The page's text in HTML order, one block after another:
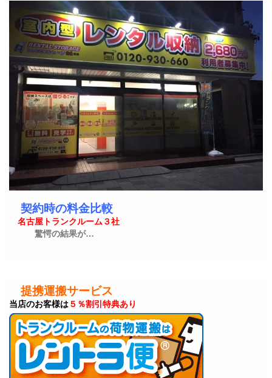
契約時の料金比較
名古屋トランクルーム３社
驚愕の結果が…
提携運搬サービス
当店のお客様は５％割引特典あり